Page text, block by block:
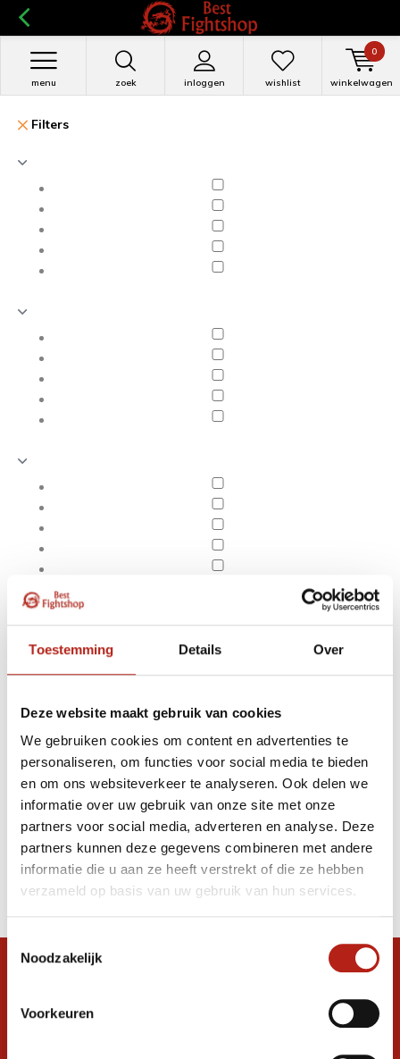
Toestemming Details Over
Deze website maakt gebruik van cookies
We gebruiken cookies om content en advertenties te
personaliseren, om functies voor social media te bieden
en om ons websiteverkeer te analyseren. Ook delen we
informatie over uw gebruik van onze site met onze
partners voor social media, adverteren en analyse. Deze
partners kunnen deze gegevens combineren met andere
informatie die u aan ze heeft verstrekt of die ze hebben
verzameld op basis van uw gebruik van hun services.
Toestemmingsselectie
Noodzakelijk
Voorkeuren
zoek inloggen
menu wishlist winkelwagen
0
Filters
Apply filters
Producten getagd met
Affliction Crusher T-
Shirt
Producten
Filter
Stel je vraag in de chat, en we helpen je
graag verder. 24/7